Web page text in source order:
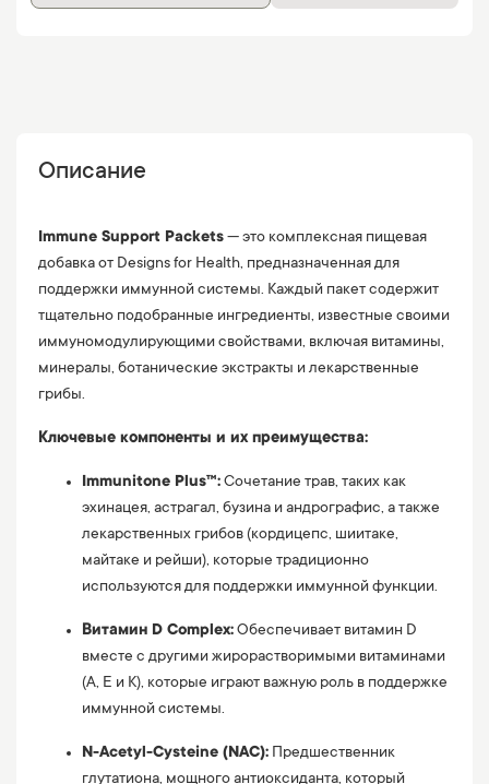
Описание
Immune Support Packets— это комплексная пищевая
добавка от Designs for Health, предназначенная для
поддержки иммунной системы. Каждый пакет содержит
тщательно подобранные ингредиенты, известные своими
иммуномодулирующими свойствами, включая витамины,
минералы, ботанические экстракты и лекарственные
грибы.
Ключевые компоненты и их преимущества:
Immunitone Plus™:Сочетание трав, таких как
эхинацея, астрагал, бузина и андрографис, а также
лекарственных грибов (кордицепс, шиитаке,
майтаке и рейши), которые традиционно
используются для поддержки иммунной функции.
Витамин D Complex:Обеспечивает витамин D
вместе с другими жирорастворимыми витаминами
(A, E и K), которые играют важную роль в поддержке
иммунной системы.
N-Acetyl-Cysteine (NAC): Предшественник
глутатиона, мощного антиоксиданта, который